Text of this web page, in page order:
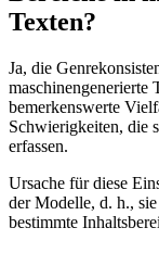
Texten?
Ja, die
bemerkenswerte
Schwierigkeiten, die
erfassen.
Ursache für diese
der Modelle, d. h.,
bestimmte